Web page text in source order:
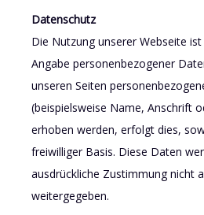
Datenschutz
Die Nutzung unserer Webseite
Angabe personenbezogener
unseren Seiten
(beispielsweise Name, Anschrift
erhoben werden, erfolgt dies,
freiwilliger Basis. Diese Daten
ausdrückliche Zustimmung nicht
weitergegeben.